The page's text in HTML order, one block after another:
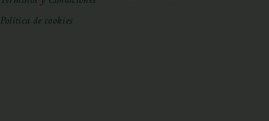
Política de cookies